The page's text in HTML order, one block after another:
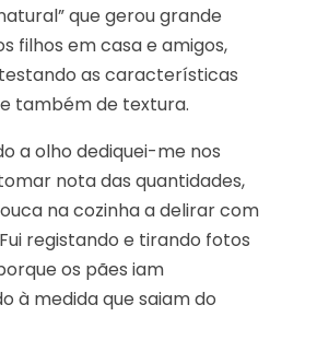
que gerou grande
filhos em casa e amigos,
as características
também de textura.
a olho dediquei-me nos
nota das quantidades,
na cozinha a delirar com
registando e tirando fotos
os pães iam
à medida que saiam do